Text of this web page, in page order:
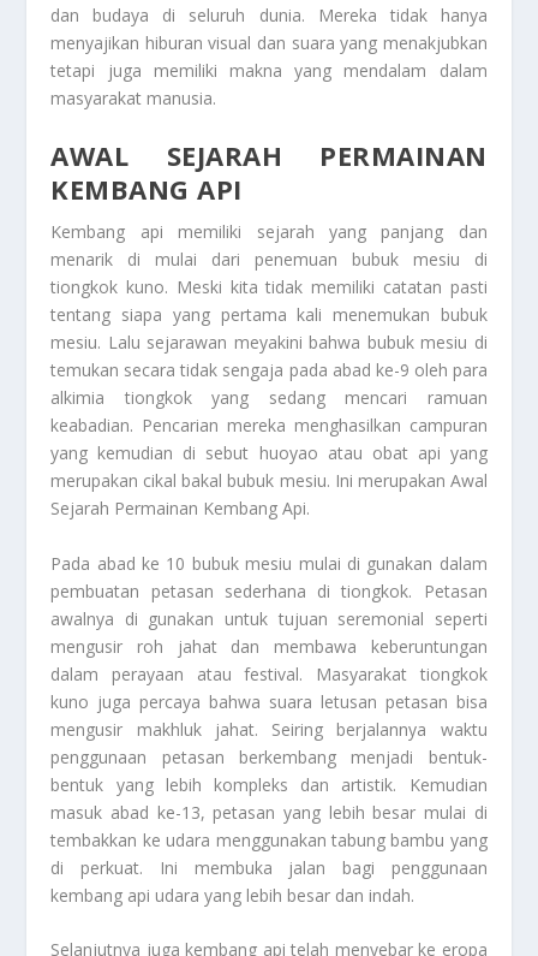
dan budaya di seluruh dunia. Mereka tidak hanya
menyajikan hiburan visual dan suara yang menakjubkan
tetapi juga memiliki makna yang mendalam dalam
masyarakat manusia.
AWAL SEJARAH PERMAINAN
KEMBANG API
Kembang api memiliki sejarah yang panjang dan
menarik di mulai dari penemuan bubuk mesiu di
tiongkok kuno. Meski kita tidak memiliki catatan pasti
tentang siapa yang pertama kali menemukan bubuk
mesiu. Lalu sejarawan meyakini bahwa bubuk mesiu di
temukan secara tidak sengaja pada abad ke-9 oleh para
alkimia tiongkok yang sedang mencari ramuan
keabadian. Pencarian mereka menghasilkan campuran
yang kemudian di sebut huoyao atau obat api yang
merupakan cikal bakal bubuk mesiu. Ini merupakan Awal
Sejarah Permainan Kembang Api.
Pada abad ke 10 bubuk mesiu mulai di gunakan dalam
pembuatan petasan sederhana di tiongkok. Petasan
awalnya di gunakan untuk tujuan seremonial seperti
mengusir roh jahat dan membawa keberuntungan
dalam perayaan atau festival. Masyarakat tiongkok
kuno juga percaya bahwa suara letusan petasan bisa
mengusir makhluk jahat. Seiring berjalannya waktu
penggunaan petasan berkembang menjadi bentuk-
bentuk yang lebih kompleks dan artistik. Kemudian
masuk abad ke-13, petasan yang lebih besar mulai di
tembakkan ke udara menggunakan tabung bambu yang
di perkuat. Ini membuka jalan bagi penggunaan
kembang api udara yang lebih besar dan indah.
Selanjutnya juga kembang api telah menyebar ke eropa